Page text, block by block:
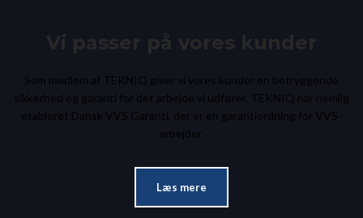
Som medlem af TEKNIQ giver vi vores kunder en betryggende
sikkerhed og garanti for det arbejde vi udfører. TEKNIQ har nemlig
etableret Dansk VVS Garanti, der er en garantiordning for VVS-
arbejder.​
Læs mere